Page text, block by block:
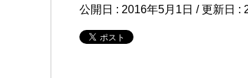
公開日 : 2016年5月1日 / 更新日 :